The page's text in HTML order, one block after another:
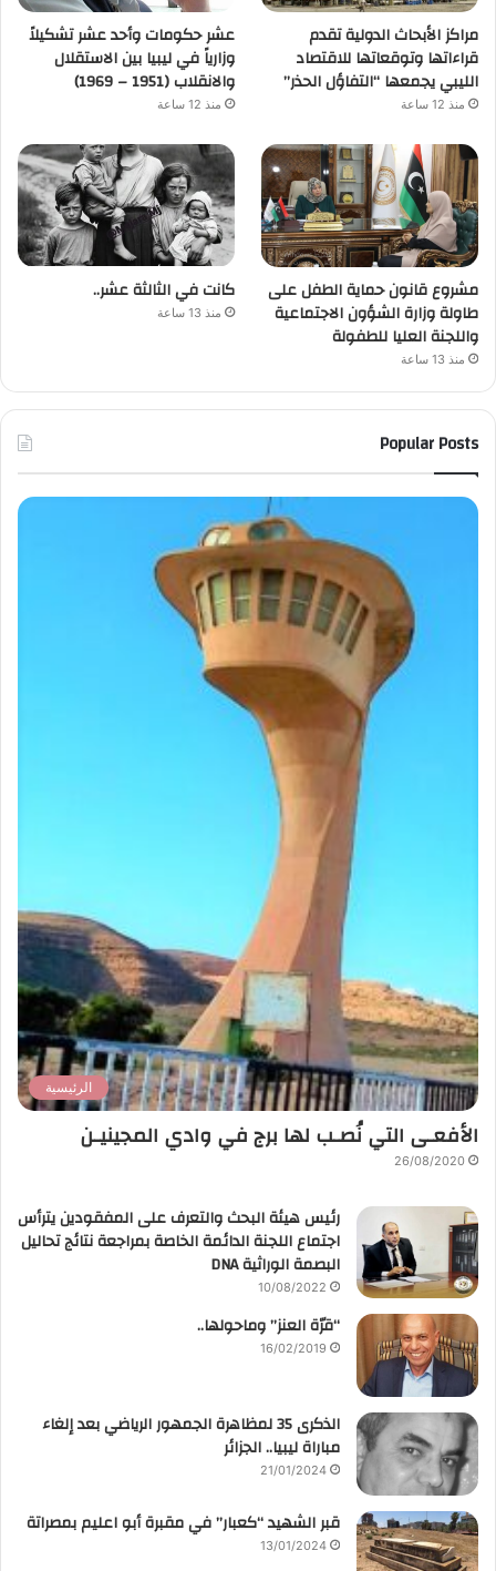
مراكز الأبحاث الدولية تقدم
قراءاتها وتوقعاتها للاقتصاد
الليبي يجمعها “التفاؤل الحذر”
منذ 12 ساعة
عشر حكومات وأحد عشر تشكيلاً
وزارياً في ليبيا بين الاستقلال
والانقلاب (1951 – 1969)
منذ 12 ساعة
مشروع قانون حماية الطفل على
طاولة وزارة الشؤون الاجتماعية
واللجنة العليا للطفولة
منذ 13 ساعة
كانت في الثالثة عشر..
منذ 13 ساعة
Popular Posts
الرئيسية
الأفعـى التي نُصـب لها برج في وادي المجينيـن
26/08/2020
رئيس هيئة البحث والتعرف على المفقودين يترأس
اجتماع اللجنة الدائمة الخاصة بمراجعة نتائج تحاليل
البصمة الوراثية DNA
10/08/2022
“قرّة العنز” وماحولها..
16/02/2019
الذكرى 35 لمظاهرة الجمهور الرياضي بعد إلغاء
مباراة ليبيا.. الجزائر
21/01/2024
قبر الشهيد “كعبار” في مقبرة أبو اعليم بمصراتة
13/01/2024